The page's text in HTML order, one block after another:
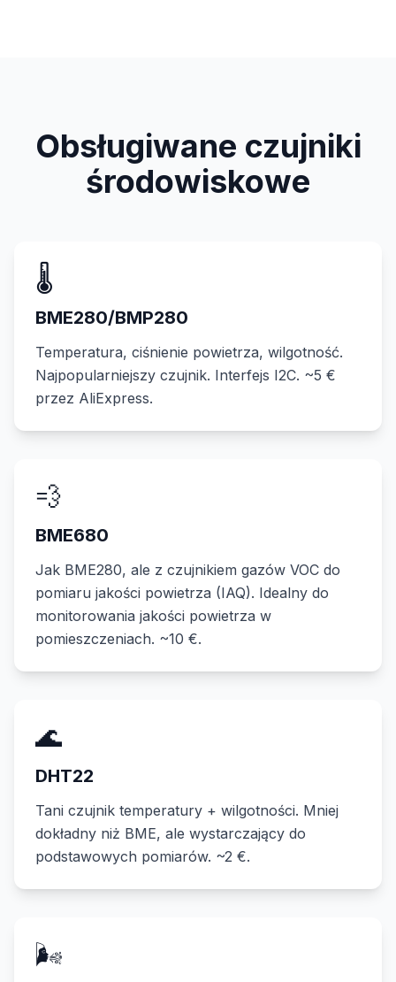
Obsługiwane czujniki
środowiskowe
🌡️
BME280/BMP280
Temperatura, ciśnienie powietrza, wilgotność.
Najpopularniejszy czujnik. Interfejs I2C. ~5 €
przez AliExpress.
💨
BME680
Jak BME280, ale z czujnikiem gazów VOC do
pomiaru jakości powietrza (IAQ). Idealny do
monitorowania jakości powietrza w
pomieszczeniach. ~10 €.
🌊
DHT22
Tani czujnik temperatury + wilgotności. Mniej
dokładny niż BME, ale wystarczający do
podstawowych pomiarów. ~2 €.
🌬️